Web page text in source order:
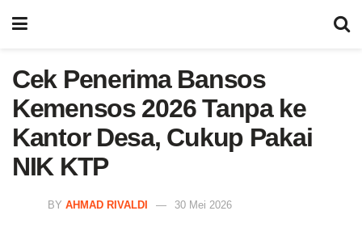
Cek Penerima Bansos
Kemensos 2026 Tanpa ke
Kantor Desa, Cukup Pakai
NIK KTP
BY AHMAD RIVALDI 30 Mei 2026